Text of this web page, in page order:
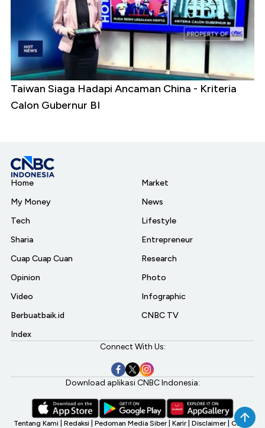
Taiwan Siaga Hadapi Ancaman China - Kriteria
Calon Gubernur BI
Home
My Money
Tech
Sharia
Cuap Cuap Cuan
Opinion
Video
Berbuatbaik.id
Index
Market
News
Lifestyle
Entrepreneur
Research
Photo
Infographic
CNBC TV
Connect With Us:
Download aplikasi CNBC Indonesia:
Tentang Kami Redaksi Pedoman Media Siber Karir Disclaimer CNBC